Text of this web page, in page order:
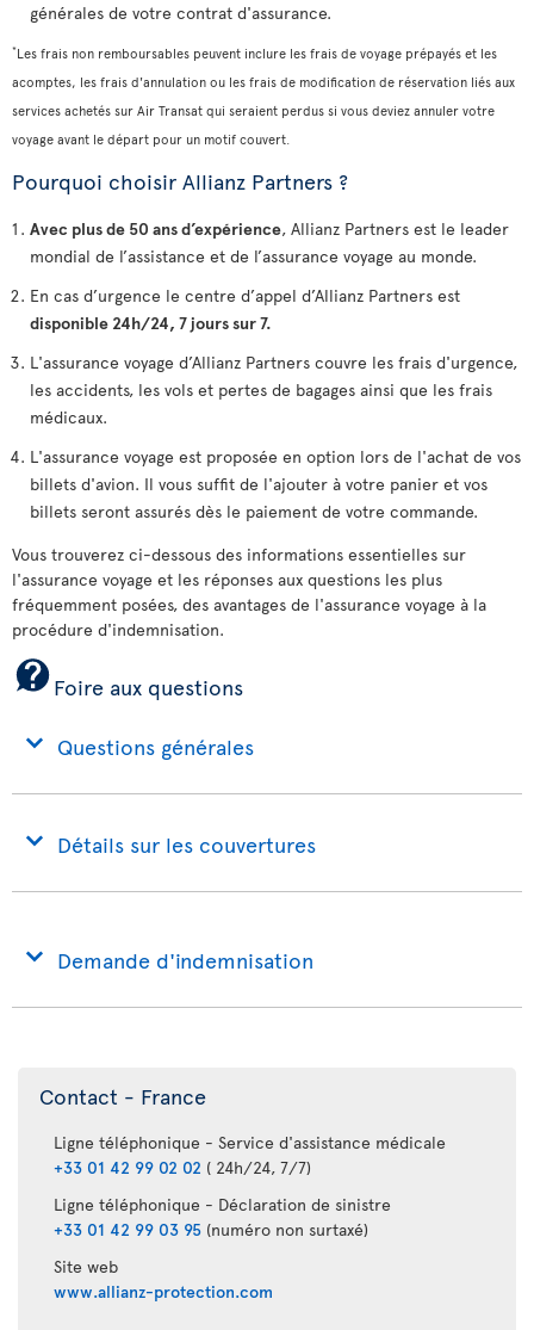
générales de votre contrat d'assurance.
*Les frais non remboursables peuvent inclure les frais de voyage prépayés et les
acomptes, les frais d'annulation ou les frais de modification de réservation liés aux
services achetés sur Air Transat qui seraient perdus si vous deviez annuler votre
voyage avant le départ pour un motif couvert.
Pourquoi choisir Allianz Partners ?
Avec plus de 50 ans d’expérience, Allianz Partners est le leader
mondial de l’assistance et de l’assurance voyage au monde.
En cas d’urgence le centre d’appel d’Allianz Partners est
disponible 24h/24, 7 jours sur 7.
L'assurance voyage d’Allianz Partners couvre les frais d'urgence,
les accidents, les vols et pertes de bagages ainsi que les frais
médicaux.
L'assurance voyage est proposée en option lors de l'achat de vos
billets d'avion. Il vous suffit de l'ajouter à votre panier et vos
billets seront assurés dès le paiement de votre commande.
Vous trouverez ci-dessous des informations essentielles sur
l'assurance voyage et les réponses aux questions les plus
fréquemment posées, des avantages de l'assurance voyage à la
procédure d'indemnisation.
Foire aux questions
Questions générales
Détails sur les couvertures
Demande d'indemnisation
Contact - France
Ligne téléphonique - Service d'assistance médicale
+33 01 42 99 02 02 ( 24h/24, 7/7)
Ligne téléphonique - Déclaration de sinistre
+33 01 42 99 03 95(numéro non surtaxé)
Site web
www.allianz-protection.com